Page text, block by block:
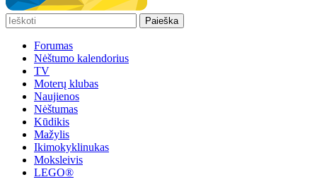
Paieška
Forumas
Nėštumo kalendorius
TV
Moterų klubas
Naujienos
Nėštumas
Kūdikis
Mažylis
Ikimokyklinukas
Moksleivis
LEGO®